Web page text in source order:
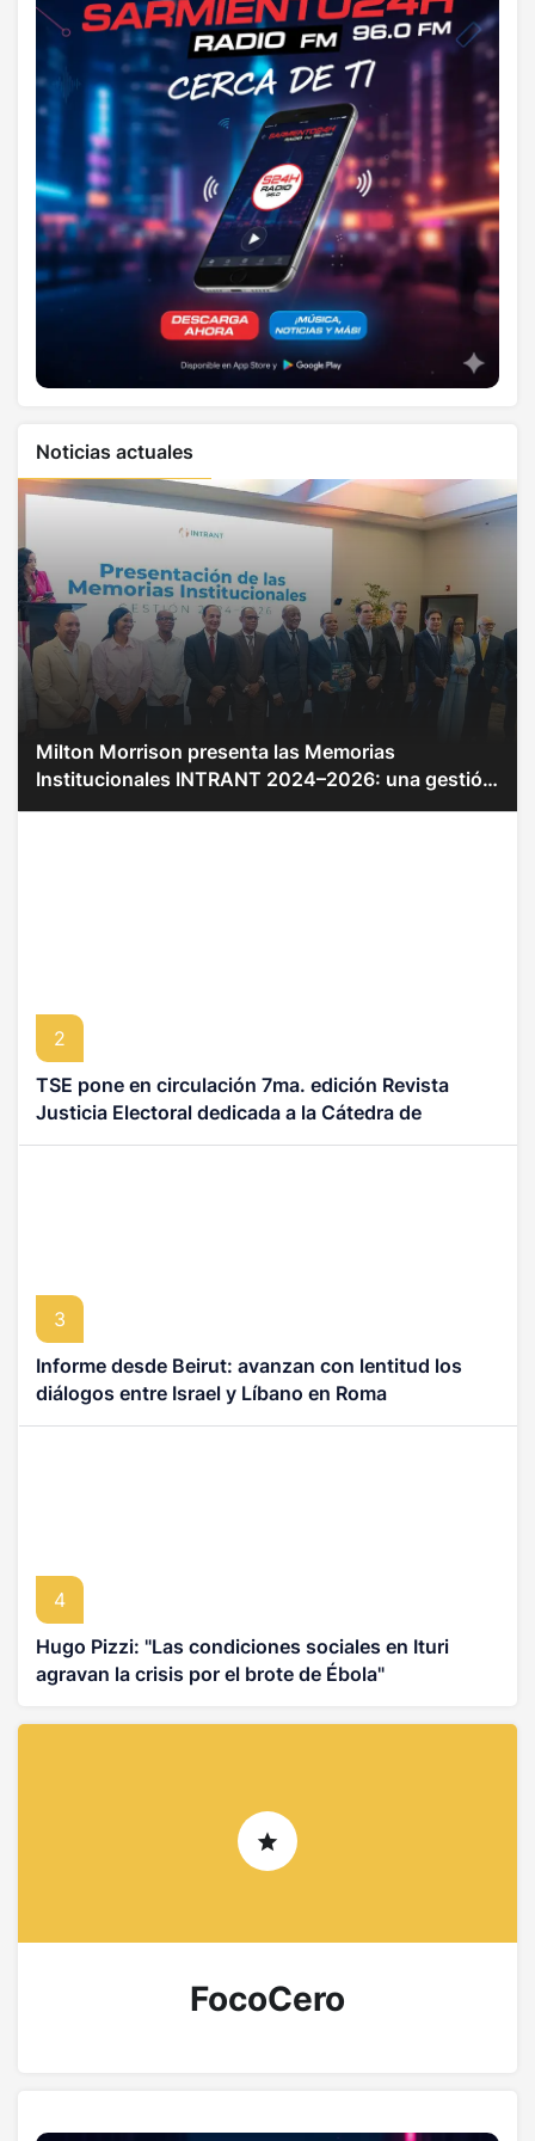
Noticias actuales
Milton Morrison presenta las Memorias
Institucionales INTRANT 2024–2026: una gestión
de transparencia, eficiencia y transformación
2
TSE pone en circulación 7ma. edición Revista
Justicia Electoral dedicada a la Cátedra de
Derecho Electoral Dr. Julio Brea Franco
3
Informe desde Beirut: avanzan con lentitud los
diálogos entre Israel y Líbano en Roma
4
Hugo Pizzi: "Las condiciones sociales en Ituri
agravan la crisis por el brote de Ébola"
FocoCero